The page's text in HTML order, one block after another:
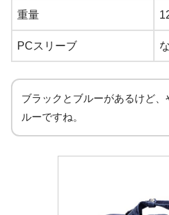
重量
PCスリーブ
ブラックとブルーがあるけど、
ルーですね。